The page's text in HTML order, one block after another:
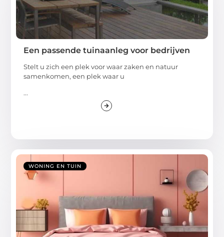
Een passende tuinaanleg voor bedrijven
Stelt u zich een plek voor waar zaken en natuur
samenkomen, een plek waar u
...
WONING EN TUIN